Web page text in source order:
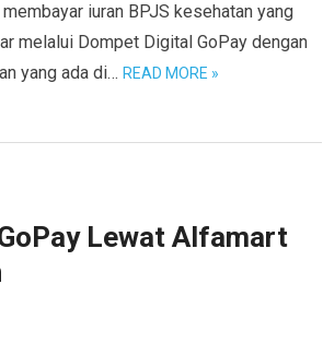
iuran BPJS kesehatan yang
melalui Dompet Digital GoPay dengan
yang ada di… READ MORE »
Lewat Alfamart